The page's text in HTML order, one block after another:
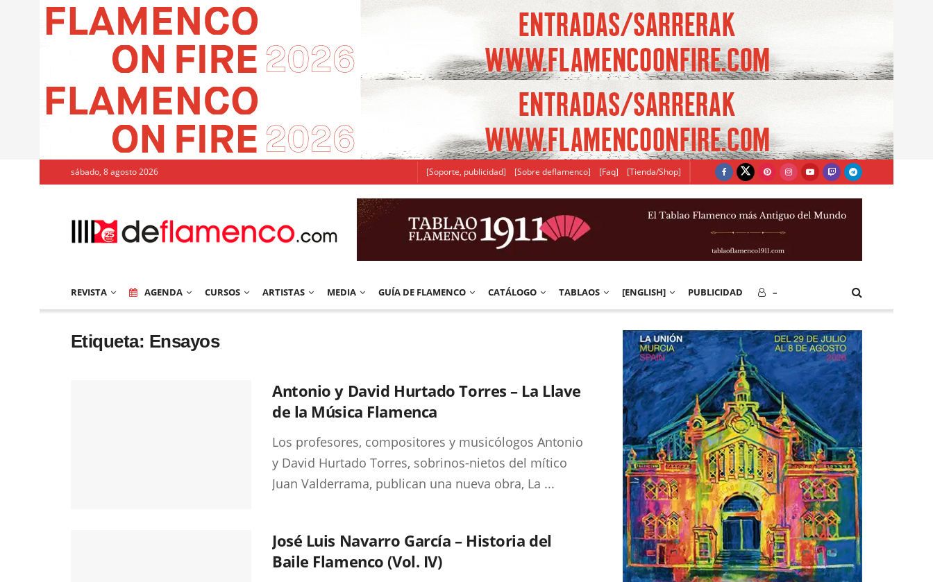
sábado, 8 agosto 2026 [Soporte, publicidad] [Sobre deflamenco] [Faq] [Tienda/Shop]
REVISTA AGENDA CURSOS ARTISTAS MEDIA GUÍA DE FLAMENCO CATÁLOGO TABLAOS [ENGLISH] PUBLICIDAD –
Etiqueta: Ensayos
Antonio y David Hurtado Torres – La Llave
de la Música Flamenca
Los profesores, compositores y musicólogos Antonio
y David Hurtado Torres, sobrinos-nietos del mítico
Juan Valderrama, publican una nueva obra, La ...
José Luis Navarro García – Historia del
Baile Flamenco (Vol. IV)